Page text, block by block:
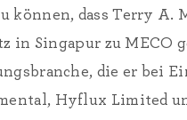
können, dass Terry
in Singapur zu
die er bei
Hyflux Limited